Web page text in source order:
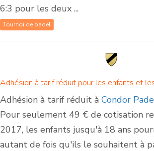
6:3 pour les deux ...
Tournoi de padel
Adhésion à tarif réduit à Condor
Pour seulement 49 € de cotisation
2017, les enfants jusqu'à 18 ans
autant de fois qu'ils le souhaitent à